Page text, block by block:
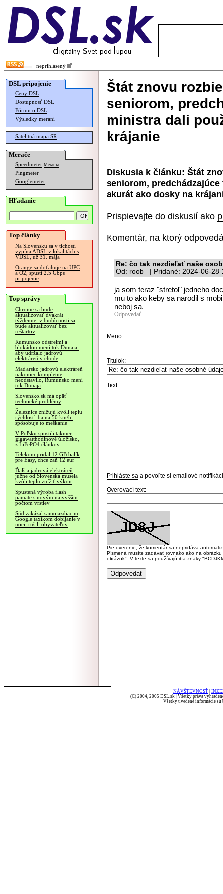
neprihlásený
DSL pripojenie
Ceny DSL
Dostupnosť DSL
Fórum o DSL
Výsledky meraní
Satelitná mapa SR
Merače
Speedmeter Merania
Pingmeter
Googlemeter
Hľadanie
Top články
Na Slovensku sa v tichosti
vypína ADSL v lokalitách s
VDSL, už 31. mája
Orange sa doťahuje na UPC
a O2, spustí 2.5 Gbps
pripojenie
Top správy
Chrome sa bude
aktualizovať dvakrát
týždenne, v budúcnosti sa
bude aktualizovať bez
reštartov
Rumunsko odstrelmi a
blokádou mení tok Dunaja,
aby udržalo jadrovú
elektráreň v chode
Maďarsko jadrovú elektráreň
nakoniec kompletne
neodstavilo, Rumunsko mení
tok Dunaja
Slovensko.sk má opäť
technické problémy
Železnice znižujú kvôli teplu
rýchlosť iba na 50 km/h,
spôsobuje to meškanie
V Poľsku spustili takmer
gigawatthodinové úložisko,
z LiFePO4 článkov
Telekom pridal 12 GB balík
pre Easy, chce zaň 12 eur
Ďalšia jadrová elektráreň
južne od Slovenska musela
kvôli teplu znížiť výkon
Spustená výroba flash
pamäte s novým najvyšším
počtom vrstiev
Súd zakázal samojazdiacim
Google taxíkom dobíjanie v
noci, rušili obyvateľov
Štát znovu
seniorom,
ministra dali
krájanie
Diskusia k článku: Štát
seniorom,
akurát ako dosky na
Prispievajte do diskusií ako
Komentár, na ktorý
Re: čo tak nezdieľať naše
Od: roob_ | Pridané: 2024-06-28
ja som teraz "stretol" jedneho
mu to ako keby sa narodil s
neboj sa.
Odpovedať
Meno:
Titulok:
Text:
Prihláste sa a povoľte si emailové
Overovací text:
Pre overenie, že komentár sa nepridáva
Písmená musíte zadávať rovnako ako na
obrázok". V texte sa používajú iba znaky
NÁVŠTEVNOSŤ
(C) 2004, 2005 DSL.sk | Všetky práva
Všetky uvedené informácie sú